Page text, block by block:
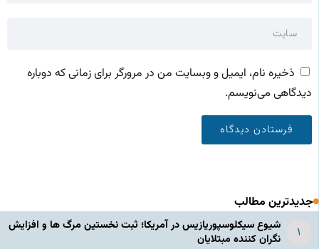
ذخیره نام، ایمیل و وبسایت من در مرورگر برای زمانی که دوباره
دیدگاهی می‌نویسم.
جدیدترین مطالب
شیوع سیکلوسپوریازیس در آمریکا؛ ثبت نخستین مرگ ها و افزایش
نگران کننده مبتلایان